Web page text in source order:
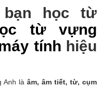
học từ
từ vựng
tính hiệu
Anh làâm, âm tiết, từ, cụm